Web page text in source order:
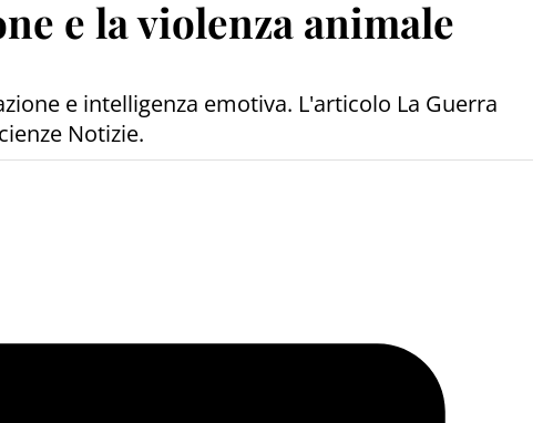
e la violenza animale
e intelligenza emotiva. L'articolo La Guerra
Notizie.